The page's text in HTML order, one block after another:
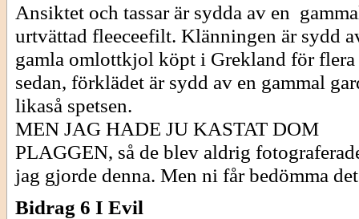
Ansiktet och tassar är sydda av en
urtvättad fleeceefilt. Klänningen är sydd
gamla omlottkjol köpt i Grekland för flera
sedan, förklädet är sydd av en gammal
likaså spetsen.
MEN JAG HADE JU KASTAT DOM
PLAGGEN, så de blev aldrig
jag gjorde denna. Men ni får bedömma
Bidrag 6 I Evil